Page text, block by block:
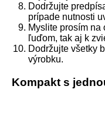
Dodržujte
prípade nutnosti
Myslite prosím na
ľuďom, tak aj k
Dodržujte všetky
výrobku.
Kompakt s